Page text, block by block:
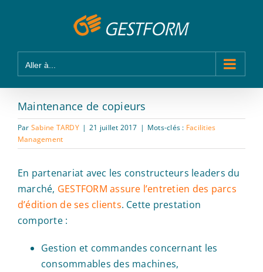
Aller à...
Maintenance de copieurs
Par Sabine TARDY | 21 juillet 2017 | Mots-clés : Facilities
Management
En partenariat avec les constructeurs leaders du
marché, GESTFORM assure l’entretien des parcs
d’édition de ses clients. Cette prestation
comporte :
Gestion et commandes concernant les
consommables des machines,